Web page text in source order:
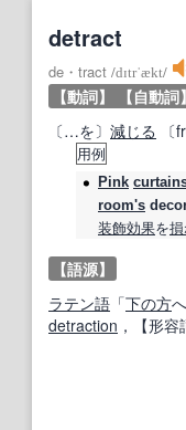
detract
de・tract /dɪtrˈækt/
【動詞】
【自動詞】
〔…を〕 減じる
用例
Pink
room's
装飾効果を
【語源】
ラテン語 「下の方へ
detraction ， 【形容